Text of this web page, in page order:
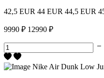
42,5 EUR 44 EUR 44,5 EUR
9990 ₽ 12990 ₽